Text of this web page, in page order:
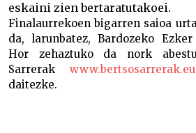
eskaini zien bertaratutakoei.
Finalaurrekoen bigarren saioa
da, larunbatez, Bardozeko Ezker
Hor zehaztuko da nork
Sarrerak
daitezke.